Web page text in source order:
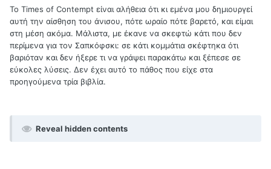
Το Times of Contempt είναι αλήθεια ότι κι εμένα μου δημιουργεί
αυτή την αίσθηση του άνισου, πότε ωραίο πότε βαρετό, και είμαι
στη μέση ακόμα. Μάλιστα, με έκανε να σκεφτώ κάτι που δεν
περίμενα για τον Σαπκόφσκι: σε κάτι κομμάτια σκέφτηκα ότι
βαριόταν και δεν ήξερε τι να γράψει παρακάτω και ξέπεσε σε
εύκολες λύσεις. Δεν έχει αυτό το πάθος που είχε στα
προηγούμενα τρία βιβλία.
Reveal hidden contents